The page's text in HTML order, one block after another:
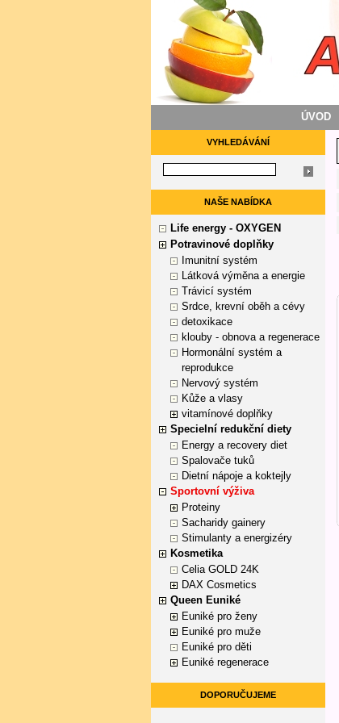
ÚVOD
VYHLEDÁVÁNÍ
NAŠE NABÍDKA
Life energy - OXYGEN
Potravinové doplňky
Imunitní systém
Látková výměna a energie
Trávicí systém
Srdce, krevní oběh a cévy
detoxikace
klouby - obnova a regenerace
Hormonální systém a
reprodukce
Nervový systém
Kůže a vlasy
vitamínové doplňky
Specielní redukční diety
Energy a recovery diet
Spalovače tuků
Dietní nápoje a koktejly
Sportovní výživa
Proteiny
Sacharidy gainery
Stimulanty a energizéry
Kosmetika
Celia GOLD 24K
DAX Cosmetics
Queen Euniké
Euniké pro ženy
Euniké pro muže
Euniké pro děti
Euniké regenerace
DOPORUČUJEME